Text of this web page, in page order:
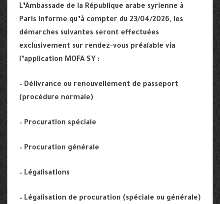
L’Ambassade de la République arabe syrienne à
Paris informe qu’à compter du 23/04/2026, les
démarches suivantes seront effectuées
exclusivement sur rendez-vous préalable via
l’application MOFA SY :
– Délivrance ou renouvellement de passeport
(procédure normale)
– Procuration spéciale
– Procuration générale
– Légalisations
– Légalisation de procuration (spéciale ou générale)